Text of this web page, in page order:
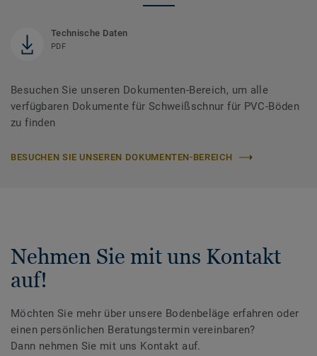
Technische Daten
PDF
Besuchen Sie unseren Dokumenten-Bereich, um alle
verfügbaren Dokumente für Schweißschnur für PVC-Böden
zu finden
BESUCHEN SIE UNSEREN DOKUMENTEN-BEREICH
Nehmen Sie mit uns Kontakt
auf!
Möchten Sie mehr über unsere Bodenbeläge erfahren oder
einen persönlichen Beratungstermin vereinbaren?
Dann nehmen Sie mit uns Kontakt auf.